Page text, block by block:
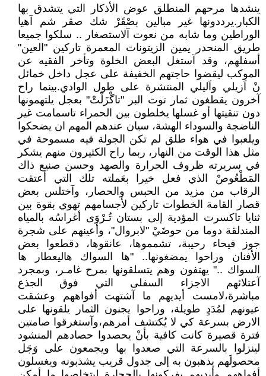
ينشدها مرحهم المنطلق عوض الأذكار التي يتشدق بها
الكبار.يرددونها غير مبالين بصْقَرْ شك صقر شم آهيا
الوراطين وما شابه من نعوت آلاستصغار .. سلكوا جميعا
طريق المنحدر يمين الزيتونات المعمرة تاركين "العين"
أسفلهم، وقد آستغل البعض الخلوة وتأخر الفقيه عن
الموكب ليقضوا حاجتهم الخفيفة على عجل داخل خمائل
نْ اَزيلي واَليلي المنتشرة على طول الوادي.بينما راح
آخرون يقطغون ثمار توت البر "تاگْزَلْتْ" بعجل يلتهمونها
دون تنقيتها أو غسلها يخلطون بين الحمراء تاسمامت غير
الناضجة والسوداء الهشة، سيان عندهم المهم ان يضحكوا
ويلعبوا في هواء طلق لم تكن الجولة فيه مسموحة في
مثل هذا الوقت من النهار، ربما راح الكثيرون منهم يشكر
في سريرته ظروف الحرارة والصهد وحسن صنيع ذاك
المَطْعُوصْ الذي فعل خيرا بعَملته تلك التي أعتقت
الرقاب من مزيد من الحبس والحصار، وآختلس بعض
قصار القامة الخطوات تاركين لأجسامهم تهوي بقوة بين
ثنايا تاكسرت المؤدية إلى بستان تُـرْوَى أغراسُه بالمياه
المندلقة دوما من حوضَيْ "لابروال"، وأعينهم على شجرة
جوز فيحاء رحيبة، تشمموها، عانقوها، دقطعوا بعض
الأفنان وراحوا يمضغونها.. "ها السواك هاليعطار ها
السواك .." يهتفون وهم يتسلقونها بمرح غامـر، وبمجرد
آعتلائهم الاجزاء السفلى التي فوق الجذع
مباشرة،لامست أيديهم ما آشتهت أفواههم وعشقت
عيونهم لمُدَدٍ طويلة، وراحوا يجنون الثمار يلقونها على
الارض بسرعة كي لا يُكتشف أمرهم،وآستغرقوا صامتين
فترة قصيرة كانت كافية بأنْ يحصدوا حصادهم المنشود
لينزلوا بالسرعة التي صعدوا بها ويجمعون على وَجَل
محصولَهم يذهبون به إلى جدول قريب يشذبونه ويغسلون